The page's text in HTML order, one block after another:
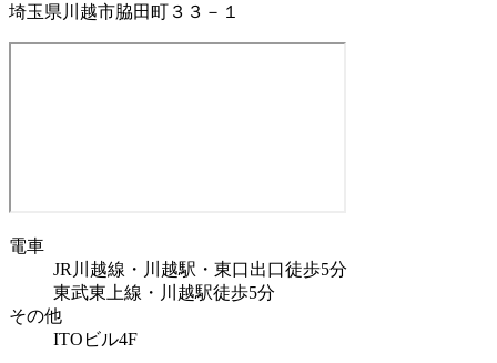
埼玉県川越市脇田町３３－１
電車
JR川越線・川越駅・東口出口徒歩5分
東武東上線・川越駅徒歩5分
その他
ITOビル4F